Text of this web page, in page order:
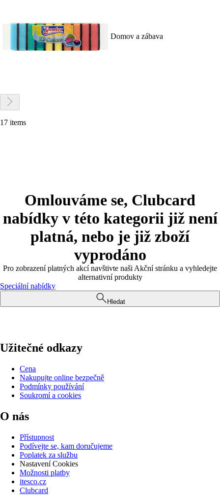
Domov a zábava
17 items
Omlouváme se, Clubcard
nabídky v této kategorii již není
platná, nebo je již zboží
vyprodáno
Pro zobrazení platných akcí navštivte naši Akční stránku a vyhledejte
alternativní produkty
Speciální nabídky
Hledat
Užitečné odkazy
Cena
Nakupujte online bezpečně
Podmínky používání
Soukromí a cookies
O nás
Přístupnost
Podívejte se, kam doručujeme
Poplatek za službu
Nastavení Cookies
Možnosti platby
itesco.cz
Clubcard